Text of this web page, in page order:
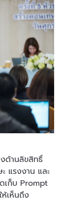
ด้านลิขสิทธิ์
แรงงาน และ
เก็บ Prompt
เห็นถึง